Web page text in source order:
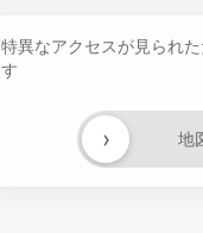
特異なアクセスが見られ
す
地
›